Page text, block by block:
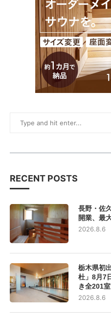
RECENT POSTS
長野・佐
開業、最
2026.8.6
栃木県初
杜」8月7
き全201室
2026.8.6